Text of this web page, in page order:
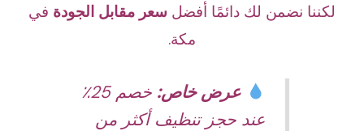
لكننا نضمن لك دائمًا أفضل سعر مقابل الجودة في
مكة.
عرض خاص:
خصم 25٪
عند حجز تنظيف أكثر من